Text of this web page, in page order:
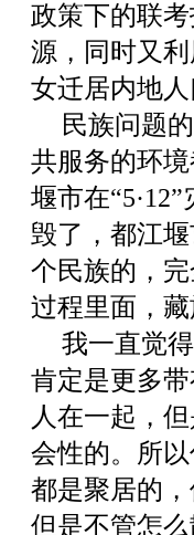
政策下的联
源，同时又
女迁居内地
民族问题
共服务的环
堰市在
毁了，都江
个民族的，
过程里面，
我一直觉
肯定是更多
人在一起，
会性的。所
都是聚居的
但是不管怎